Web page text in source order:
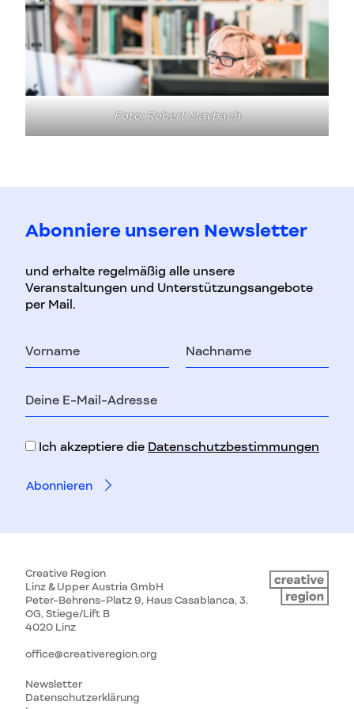
Foto: Robert Maybach
Abonniere unseren Newsletter
und erhalte regelmäßig alle unsere
Veranstaltungen und Unterstützungsangebote
per Mail.
Nachname
Mail-
Ich akzeptiere die Datenschutzbestimmungen
Creative Region
Linz & Upper Austria GmbH
Peter-Behrens-Platz 9, Haus Casablanca, 3.
OG, Stiege/Lift B
4020 Linz
office@creativeregion.org
Newsletter
Datenschutzerklärung